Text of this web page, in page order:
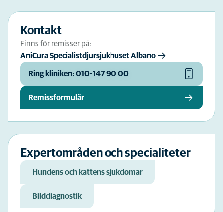
Kontakt
Finns för remisser på:
AniCura Specialistdjursjukhuset Albano
Ring kliniken: 010-147 90 00
Remissformulär
Expertområden och specialiteter
Hundens och kattens sjukdomar
Bilddiagnostik